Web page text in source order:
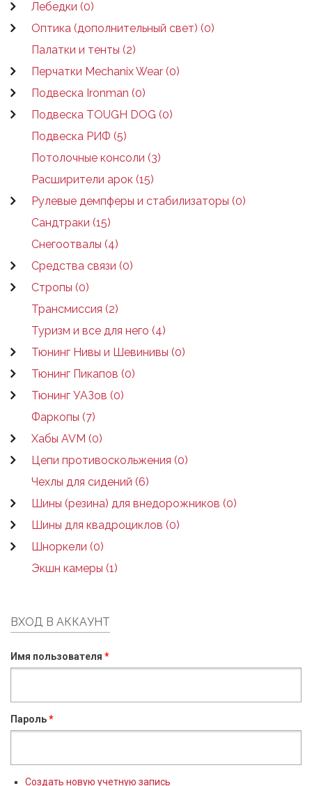
Лебедки (0)
Оптика (дополнительный свет) (0)
Палатки и тенты (2)
Перчатки Mechanix Wear (0)
Подвеска Ironman (0)
Подвеска TOUGH DOG (0)
Подвеска РИФ (5)
Потолочные консоли (3)
Расширители арок (15)
Рулевые демпферы и стабилизаторы (0)
Сандтраки (15)
Снегоотвалы (4)
Средства связи (0)
Стропы (0)
Трансмиссия (2)
Туризм и все для него (4)
Тюнинг Нивы и Шевинивы (0)
Тюнинг Пикапов (0)
Тюнинг УАЗов (0)
Фаркопы (7)
Хабы AVM (0)
Цепи противоскольжения (0)
Чехлы для сидений (6)
Шины (резина) для внедорожников (0)
Шины для квадроциклов (0)
Шноркели (0)
Экшн камеры (1)
ВХОД В АККАУНТ
Имя пользователя *
Пароль*
Создать новую учетную запись